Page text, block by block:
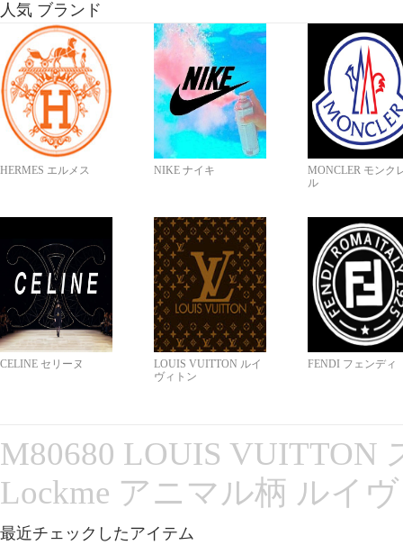
人気 ブランド
HERMES エルメス NIKE ナイキ
MONCLER モンク
ル
CELINE セリーヌ
LOUIS VUITTON ルイ
ヴィトン
FENDI フェンディ
M80680 LOUIS VUITTON
Lockme アニマル柄 ルイ
最近チェックしたアイテム